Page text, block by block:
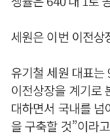
세원은 이번 이전
유기철 세원 대표
이전상장을 계기로
대하면서 국내를
을 구축할 것”이라